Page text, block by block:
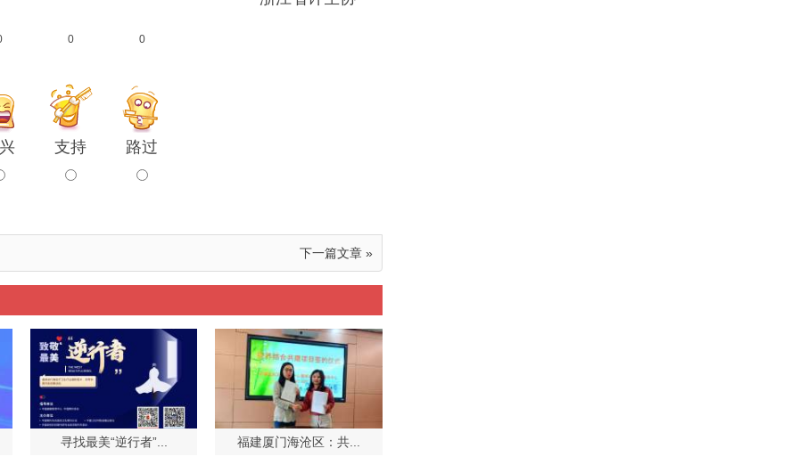
0
支持
0
路过
下一篇文章 »
寻找最美“逆行者”... 福建厦门海沧区：共...